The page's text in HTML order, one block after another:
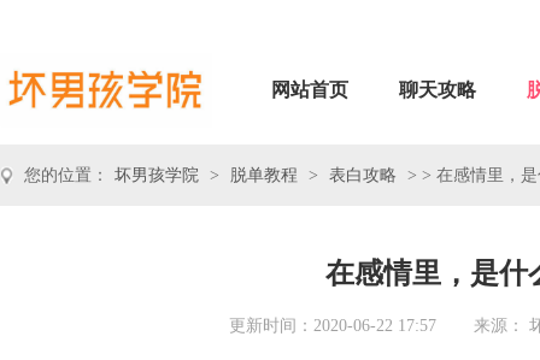
网站首页 聊天攻略
您的位置： 坏男孩学院 > 脱单教程 > 表白攻略 > > 在感情里，
在感情里，是什
更新时间：2020-06-22 17:57 来源：